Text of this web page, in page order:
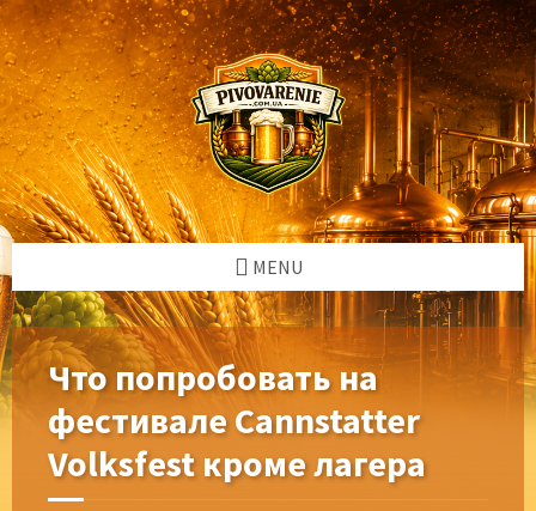
Skip
to
content
Skip
to
left
sidebar
Skip
to
right
sidebar
Skip
to
footer
MENU
Что попробовать на
фестивале Cannstatter
Volksfest кроме лагера